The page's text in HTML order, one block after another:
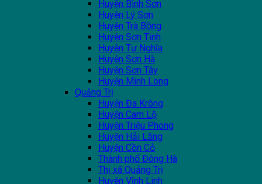
Huyện Bình Sơn
Huyện Lý Sơn
Huyện Trà Bồng
Huyện Sơn Tịnh
Huyện Tư Nghĩa
Huyện Sơn Hà
Huyện Sơn Tây
Huyện Minh Long
Quảng Trị
Huyện Đa Krông
Huyện Cam Lộ
Huyện Triệu Phong
Huyện Hải Lăng
Huyện Cồn Cỏ
Thành phố Đông Hà
Thị xã Quảng Trị
Huyện Vĩnh Linh